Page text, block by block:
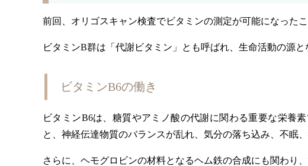
前回、オリゴスキャン検査でビタミンの測定が可能になった
ビタミンB群は「代謝ビタミン」とも呼ばれ、生命活動の源と
ビタミンB6の働き
ビタミンB6は、糖質やアミノ酸の代謝に関わる重要な栄養
と、神経伝達物質のバランスが乱れ、気分の落ち込み、不眠
さらに、ヘモグロビンの材料となるヘム鉄の合成にも関わり